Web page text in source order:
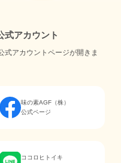
式アカウント
式アカウントページが開きま
味の素AGF（株）
公式ページ
ココロヒトイキ